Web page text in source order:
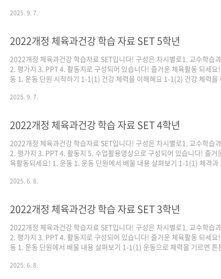
si=JjQi7SGh3qHWRF8s 1-1(3) 순발력을 길러요 https://youtu.be/Bd-
si=CQDPH8Wf45jFxxla https://youtu.be/20ZAWmTP7RQ?
si=wI2ejTIlX16LSNYS 1-1(4) 민첩성을 ..
2025. 9. 7.
2022개정 체육과건강 학습 자료 SET 5학년
2022개정 체육과건강 학습자료 SET입니다! 구성은 차시별로1. 교수학습
2. 평가지 3. PPT 4. 활동지로 구성되어 있습니다! 즐거운 체육활동 되세요
동 1. 운동 단원 시작하기 1-1(1) 건강 체력을 이해해요 1-1(2) 건강 체력을
cuUE7kr 1-1(3) 근력과 근지구력을 길러요
https://youtu.be/wxsVVH2niW4?si=r_aGKBX0ear4E8H2 1-1(4) 심
력을 길러요 https://youtu.be/HL8fJRxSh5E?si=Nu..
2025. 9. 7.
2022개정 체육과건강 학습 자료 SET 4학년
2022개정 체육과건강 학습자료 SET입니다! 구성은 차시별로1. 교수학습
2. 평가지 3. PPT 4. 활동지 5. 수업활용영상으로 구성되어 있습니다! 즐거
육활동되세요! 1. 운동 1. 운동 단원에서 배울 내용 살펴보기 1-1(1) 체격과
BOFUetE?si=QCmMfA2Wx9T2Y-_m 1-1(3) 몸의 힘을 길러요
하게 만들어요 https://youtu.be/XDWGU-
1(5) 순간적으로..
2025. 6. 8.
2022개정 체육과건강 학습 자료 SET 3학년
2022개정 체육과건강 학습자료 SET입니다! 구성은 차시별로1. 교수학습
2. 평가지 3. PPT 4. 활동지로 구성되어 있습니다! 즐거운 체육활동 되세요
동 1. 운동 단원에서 배울 내용 살펴보기 1-1(1) 운동으로 체력을 기르면 튼
길러요 https://youtu.be/siG1llRAXxE https://youtu.be/
2025. 6. 8.